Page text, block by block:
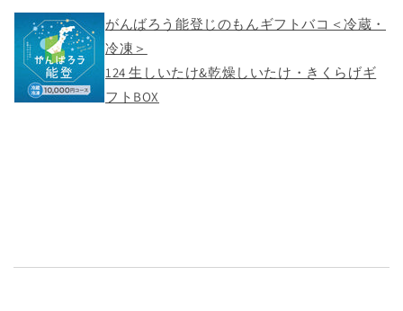
がんばろう能登じのもんギフトバコ＜冷蔵・
冷凍＞
124 生しいたけ&乾燥しいたけ・きくらげギ
フトBOX